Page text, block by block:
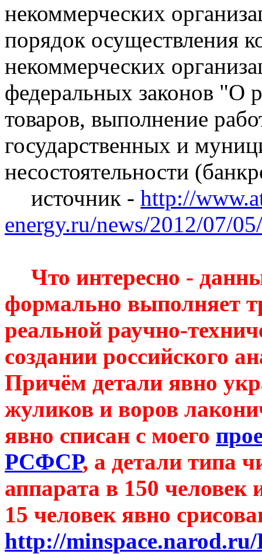
некоммерческих
порядок осуществления
некоммерческих
федеральных законов "О
товаров, выполнение
государственных и
несостоятельности
источник -http://
energy.ru/news/2012/07/
Что интересно -
формально выполняет
реальной раучно-
создании российского
Причём детали явно
жуликов и воров
явно списан с моего
РСФСР, а детали типа
аппарата в 150 человек
15 человек явно
http://